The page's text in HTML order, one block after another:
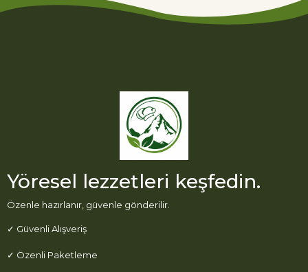
Yöresel lezzetleri keşfedin.
Özenle hazırlanır, güvenle gönderilir.
✓ Güvenli Alışveriş
✓ Özenli Paketleme